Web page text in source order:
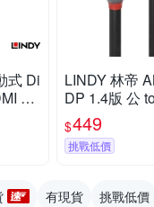
式 Di
2.0
LINDY 林帝
DP 1.4版 公
輸線 1m
$449
挑戰低價
有現貨 挑戰低價